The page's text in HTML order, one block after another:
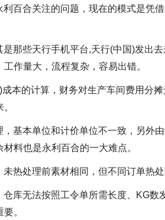
百合关注的问题，现在的模式是凭
那些天行手机平台,天行(中国)发出
作量大，流程复杂，容易出错。
本的计算，财务对生产车间费用分
基本单位和计价单位不一致，另外
料也是永利百合的一大难点。
热处理前素材相同，但不同订单热
库无法按照工令单所需长度、KG
。